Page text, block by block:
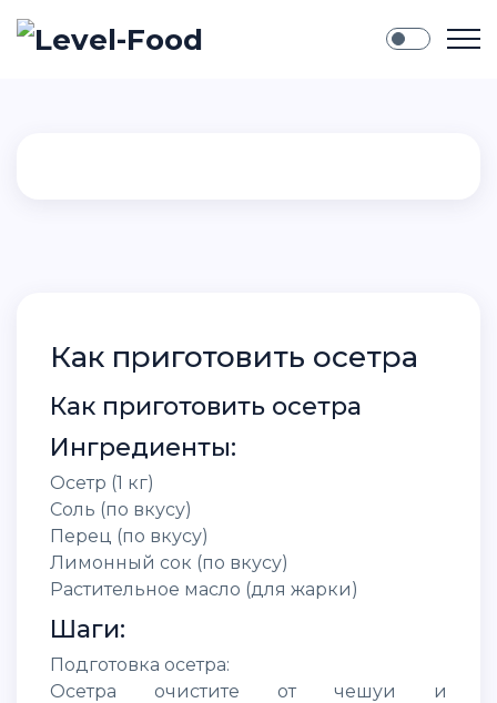
Как приготовить осетра
Как приготовить осетра
Ингредиенты:
Осетр (1 кг)
Соль (по вкусу)
Перец (по вкусу)
Лимонный сок (по вкусу)
Растительное масло (для жарки)
Шаги:
Подготовка осетра:
Осетра очистите от чешуи и